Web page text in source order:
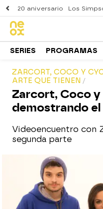
20 aniversario Los
SERIES PROGRAMAS
ZARCORT, COCO Y
ARTE QUE TIENEN
Zarcort, Coco
demostrando
Videoencuentro con
segunda parte